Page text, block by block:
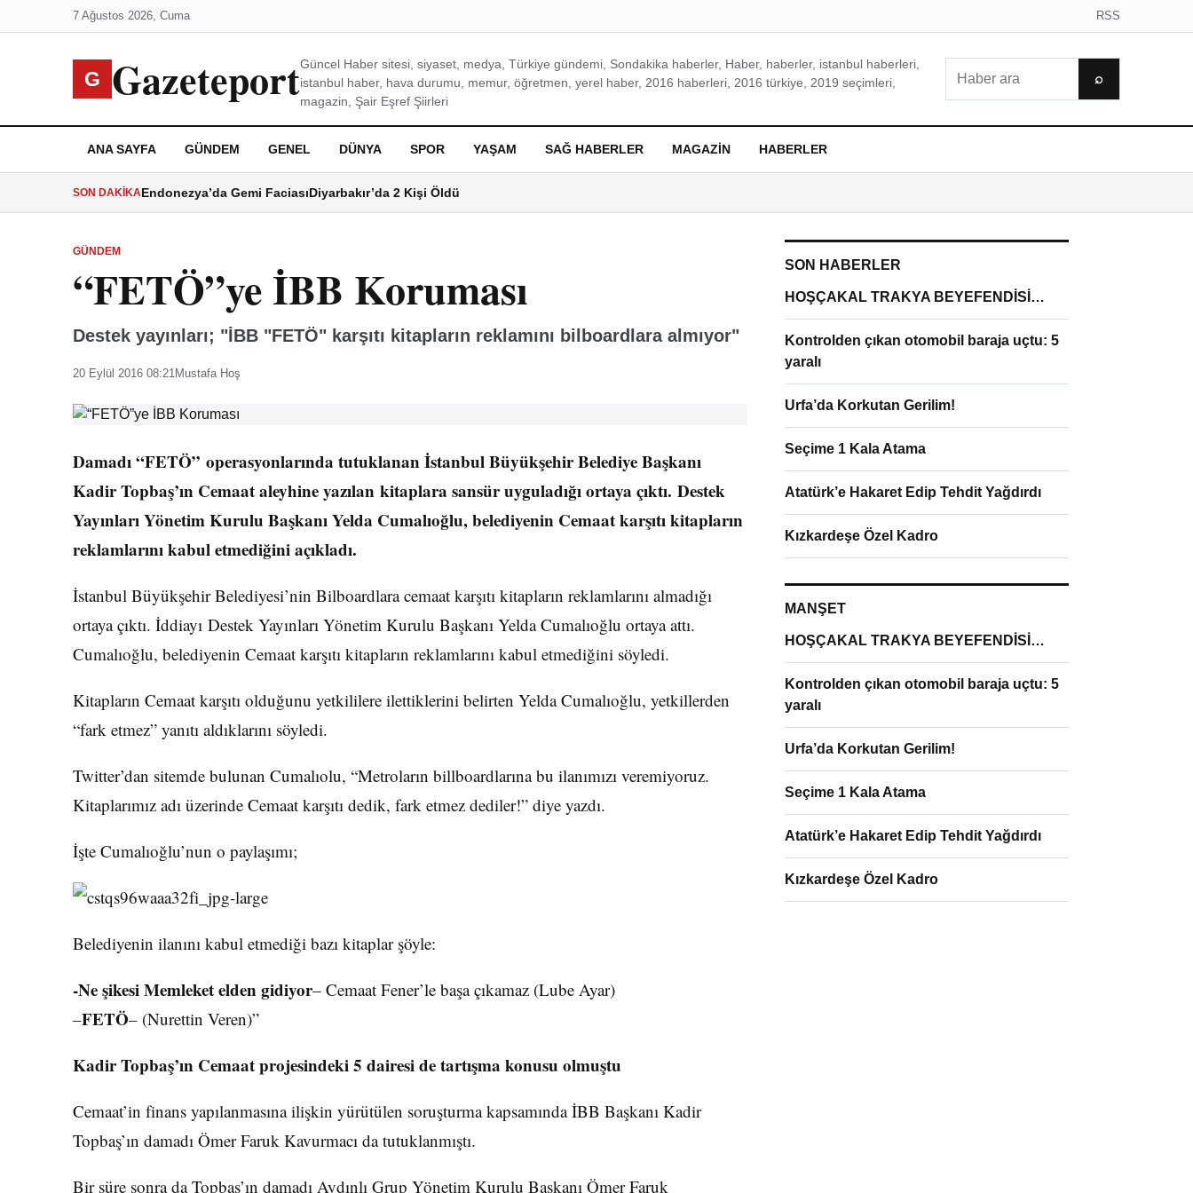
7 Ağustos 2026, Cuma RSS
G GazeteportGüncel Haber sitesi, siyaset, medya, Türkiye gündemi, Sondakika haberler, Haber, haberler, istanbul haberleri,
istanbul haber, hava durumu, memur, öğretmen, yerel haber, 2016 haberleri, 2016 türkiye, 2019 seçimleri,
magazin, Şair Eşref Şiirleri
⌕
ANA SAYFA GÜNDEM GENEL DÜNYA SPOR YAŞAM SAĞ HABERLER MAGAZIN HABERLER
SON DAKIKAEndonezya’da Gemi FaciasıDiyarbakır’da 2 Kişi Öldü
GÜNDEM
“FETÖ”ye İBB Koruması
Destek yayınları; "İBB "FETÖ" karşıtı kitapların reklamını bilboardlara almıyor"
20 Eylül 2016 08:21Mustafa Hoş
Damadı “FETÖ” operasyonlarında tutuklanan İstanbul Büyükşehir Belediye Başkanı
Kadir Topbaş’ın Cemaat aleyhine yazılan kitaplara sansür uyguladığı ortaya çıktı. Destek
Yayınları Yönetim Kurulu Başkanı Yelda Cumalıoğlu, belediyenin Cemaat karşıtı kitapların
reklamlarını kabul etmediğini açıkladı.
İstanbul Büyükşehir Belediyesi’nin Bilboardlara cemaat karşıtı kitapların reklamlarını almadığı
ortaya çıktı. İddiayı Destek Yayınları Yönetim Kurulu Başkanı Yelda Cumalıoğlu ortaya attı.
Cumalıoğlu, belediyenin Cemaat karşıtı kitapların reklamlarını kabul etmediğini söyledi.
Kitapların Cemaat karşıtı olduğunu yetkililere ilettiklerini belirten Yelda Cumalıoğlu, yetkillerden
“fark etmez” yanıtı aldıklarını söyledi.
Twitter’dan sitemde bulunan Cumalıolu, “Metroların billboardlarına bu ilanımızı veremiyoruz.
Kitaplarımız adı üzerinde Cemaat karşıtı dedik, fark etmez dediler!” diye yazdı.
İşte Cumalıoğlu’nun o paylaşımı;
Belediyenin ilanını kabul etmediği bazı kitaplar şöyle:
-Ne şikesi Memleket elden gidiyor– Cemaat Fener’le başa çıkamaz (Lube Ayar)
–FETÖ– (Nurettin Veren)”
Kadir Topbaş’ın Cemaat projesindeki 5 dairesi de tartışma konusu olmuştu
Cemaat’in finans yapılanmasına ilişkin yürütülen soruşturma kapsamında İBB Başkanı Kadir
Topbaş’ın damadı Ömer Faruk Kavurmacı da tutuklanmıştı.
Bir süre sonra da Topbaş’ın damadı Aydınlı Grup Yönetim Kurulu Başkanı Ömer Faruk
SON HABERLER
HOŞÇAKAL TRAKYA BEYEFENDİSİ…
Kontrolden çıkan otomobil baraja uçtu: 5
yaralı
Urfa’da Korkutan Gerilim!
Seçime 1 Kala Atama
Atatürk’e Hakaret Edip Tehdit Yağdırdı
Kızkardeşe Özel Kadro
MANŞET
HOŞÇAKAL TRAKYA BEYEFENDİSİ…
Kontrolden çıkan otomobil baraja uçtu: 5
yaralı
Urfa’da Korkutan Gerilim!
Seçime 1 Kala Atama
Atatürk’e Hakaret Edip Tehdit Yağdırdı
Kızkardeşe Özel Kadro